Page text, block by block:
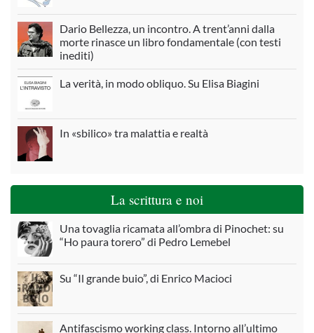
Dario Bellezza, un incontro. A trent’anni dalla
morte rinasce un libro fondamentale (con testi
inediti)
La verità, in modo obliquo. Su Elisa Biagini
In «sbilico» tra malattia e realtà
La scrittura e noi
Una tovaglia ricamata all’ombra di Pinochet: su
“Ho paura torero” di Pedro Lemebel
Su “Il grande buio”, di Enrico Macioci
Antifascismo working class. Intorno all’ultimo